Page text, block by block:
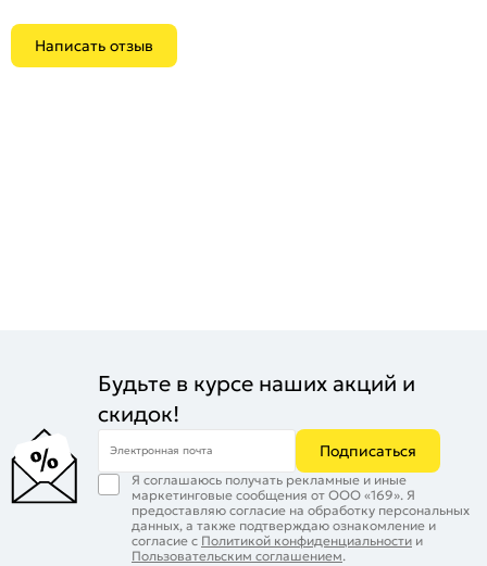
Написать отзыв
Будьте в курсе наших акций и
скидок!
Электронная почта Подписаться
Я соглашаюсь получать рекламные и иные
маркетинговые сообщения от ООО «169». Я
предоставляю согласие на обработку персональных
данных, а также подтверждаю ознакомление и
согласие с Политикой конфиденциальности и
Пользовательским соглашением.